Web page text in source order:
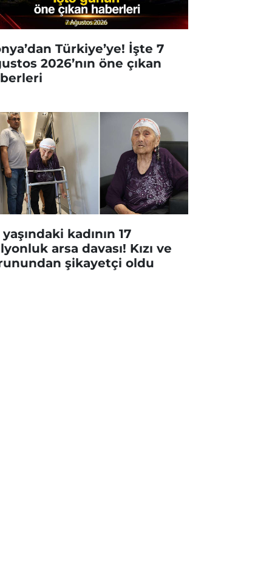
Türkiye’ye! İşte 7
2026’nın öne çıkan
kadının 17
arsa davası! Kızı ve
şikayetçi oldu